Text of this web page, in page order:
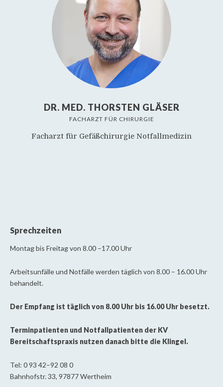
DR. MED. THORSTEN GLÄSER
FACHARZT FÜR CHIRURGIE
Facharzt für Gefäßchirurgie Notfallmedizin
Sprechzeiten
Montag bis Freitag von 8.00 –17.00 Uhr
Arbeitsunfälle und Notfälle werden täglich von 8.00 – 16.00 Uhr
behandelt.
Der Empfang ist täglich von 8.00 Uhr bis 16.00 Uhr besetzt.
Terminpatienten und Notfallpatienten der KV
Bereitschaftspraxis nutzen danach bitte die Klingel.
Tel: 0 93 42–92 08 0
Bahnhofstr. 33, 97877 Wertheim